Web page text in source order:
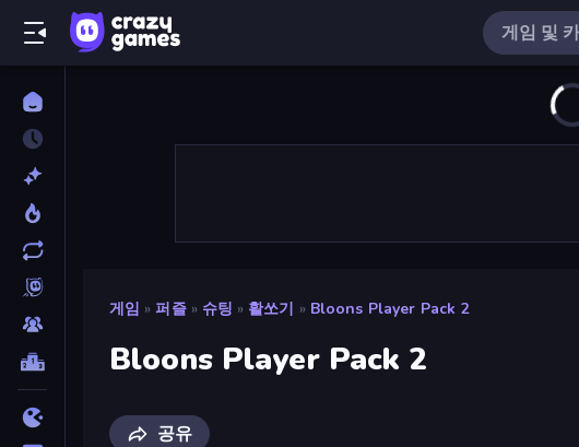
게임 » 퍼즐 » 슈팅 » 활쏘기 » Bloons Player Pack 2
Bloons Player Pack 2
공유